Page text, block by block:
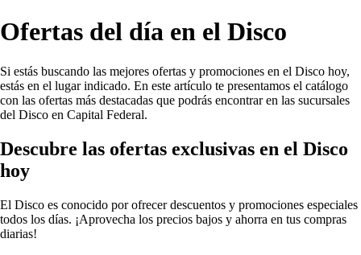
Ofertas del día en el Disco
Si estás buscando las mejores ofertas y promociones en el Disco hoy,
estás en el lugar indicado. En este artículo te presentamos el catálogo
con las ofertas más destacadas que podrás encontrar en las sucursales
del Disco en Capital Federal.
Descubre las ofertas exclusivas en el Disco
hoy
El Disco es conocido por ofrecer descuentos y promociones especiales
todos los días. ¡Aprovecha los precios bajos y ahorra en tus compras
diarias!